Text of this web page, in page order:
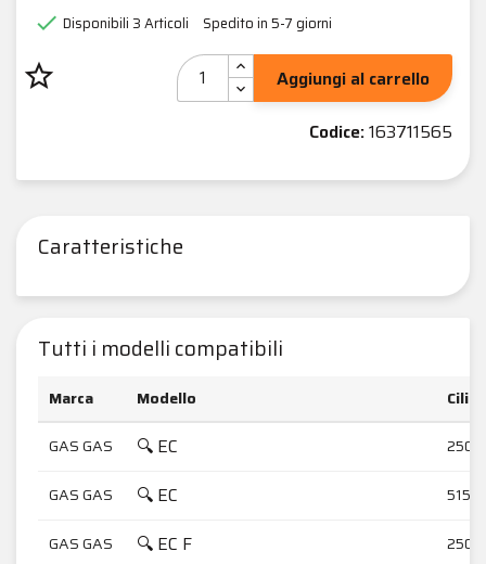
 Disponibili3 Articoli Spedito in 5-7 giorni
star_border
Aggiungi al carrello
Codice:163711565
Caratteristiche
Tutti i modelli compatibili
Marca Modello
GAS GAS
🔍 EC 250
GAS GAS 🔍 EC 515
GAS GAS 🔍 EC F 250